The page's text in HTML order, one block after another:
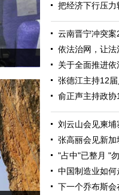
把经济下行压
云南晋宁冲突
依法治网，让
关于全面推进
张德江主持12
俞正声主持政
刘云山会见柬埔
张高丽会见新加
"占中"已整月 "
中国制造业如
下一个乔布斯